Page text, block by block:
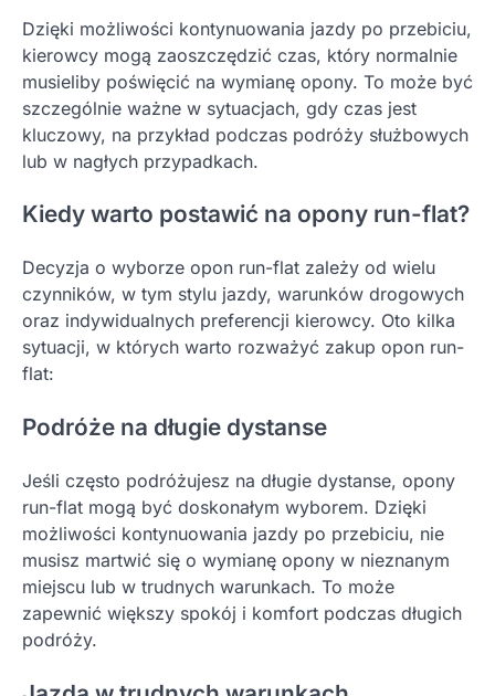
Dzięki możliwości kontynuowania jazdy po przebiciu,
kierowcy mogą zaoszczędzić czas, który normalnie
musieliby poświęcić na wymianę opony. To może być
szczególnie ważne w sytuacjach, gdy czas jest
kluczowy, na przykład podczas podróży służbowych
lub w nagłych przypadkach.
Kiedy warto postawić na opony run-flat?
Decyzja o wyborze opon run-flat zależy od wielu
czynników, w tym stylu jazdy, warunków drogowych
oraz indywidualnych preferencji kierowcy. Oto kilka
sytuacji, w których warto rozważyć zakup opon run-
flat:
Podróże na długie dystanse
Jeśli często podróżujesz na długie dystanse, opony
run-flat mogą być doskonałym wyborem. Dzięki
możliwości kontynuowania jazdy po przebiciu, nie
musisz martwić się o wymianę opony w nieznanym
miejscu lub w trudnych warunkach. To może
zapewnić większy spokój i komfort podczas długich
podróży.